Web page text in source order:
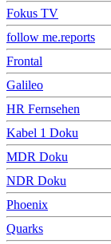
Fokus TV
follow me.reports
Frontal
Galileo
HR Fernsehen
Kabel 1 Doku
MDR Doku
NDR Doku
Phoenix
Quarks